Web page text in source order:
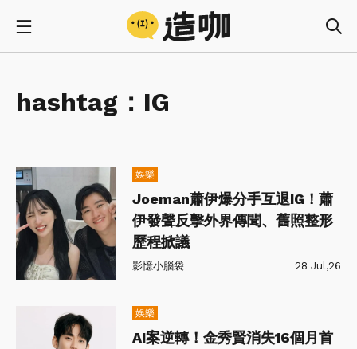
hashtag： IG
娛樂
Joeman蕭伊爆分手互退IG！蕭
伊發聲反擊外界傳聞、舊照整形
歷程掀議
影憶小腦袋 28 Jul,26
娛樂
AI案逆轉！金秀賢消失16個月首